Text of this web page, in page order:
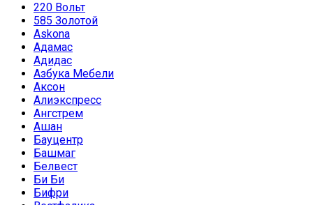
220 Вольт
585 Золотой
Askona
Адамас
Адидас
Азбука Мебели
Аксон
Алиэкспресс
Ангстрем
Ашан
Бауцентр
Башмаг
Белвест
Би Би
Бифри